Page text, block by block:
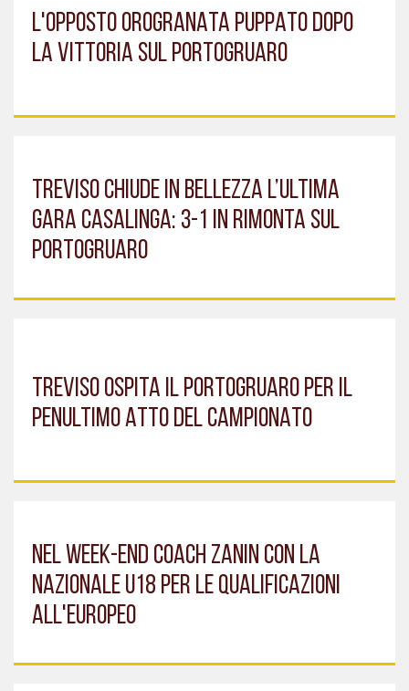
L'OPPOSTO OROGRANATA PUPPATO DOPO
LA VITTORIA SUL PORTOGRUARO
TREVISO CHIUDE IN BELLEZZA L’ULTIMA
GARA CASALINGA: 3-1 IN RIMONTA SUL
PORTOGRUARO
TREVISO OSPITA IL PORTOGRUARO PER IL
PENULTIMO ATTO DEL CAMPIONATO
NEL WEEK-END COACH ZANIN CON LA
NAZIONALE U18 PER LE QUALIFICAZIONI
ALL'EUROPEO